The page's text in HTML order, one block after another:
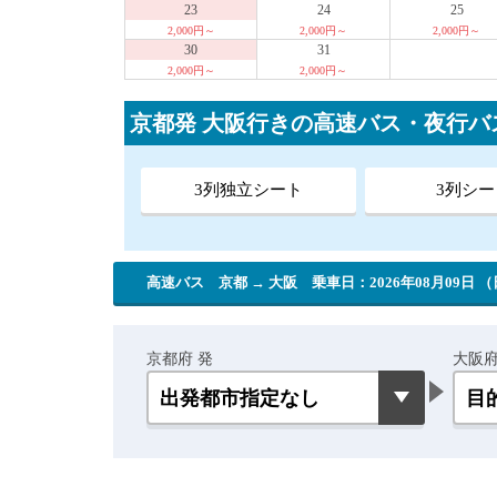
23
2,000円～
24
2,000円～
25
2,000円～
30
2,000円～
31
2,000円～
京都発 大阪行きの高速バス・夜行
3列独立シート 3列シ
高速バス 京都 → 大阪 乗車日：2026年08月09日 （
京都府 発 大阪